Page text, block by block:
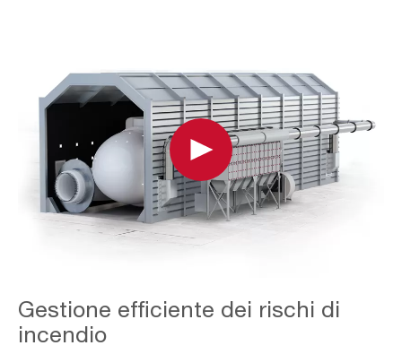
Image-
Application-
Page_Metallizing-
Play
Gestione efficiente dei rischi di
incendio